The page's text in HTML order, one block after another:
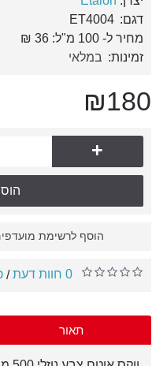
דגם: ET4004
מחיר ל- 100 מ"ל: 36 ₪
זמינות: במלאי
₪180
+
הוסף לרשימת
0 חוות דעת /
תאור